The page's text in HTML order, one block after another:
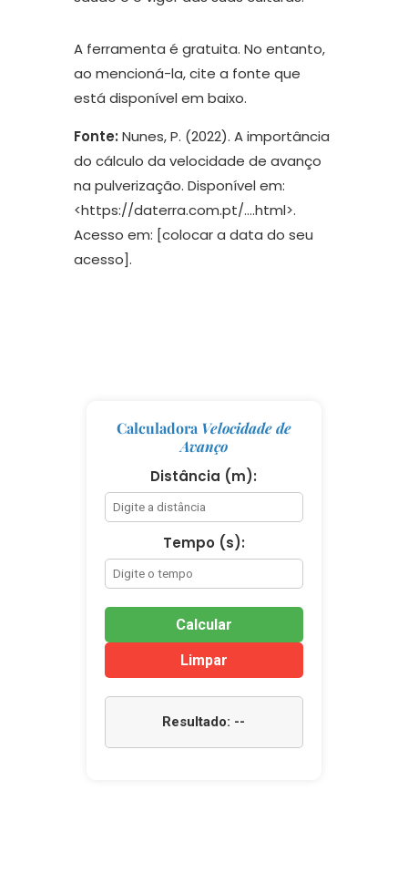
A ferramenta é gratuita. No entanto,
ao mencioná-la, cite a fonte que
está disponível em baixo.
Fonte: Nunes, P. (2022). A importância
do cálculo da velocidade de avanço
na pulverização. Disponível em:
<https://daterra.com.pt/….html>.
Acesso em: [colocar a data do seu
acesso].
Calculadora Velocidade de
Avanço
Distância (m):
Tempo (s):
Calcular
Limpar
Resultado: --